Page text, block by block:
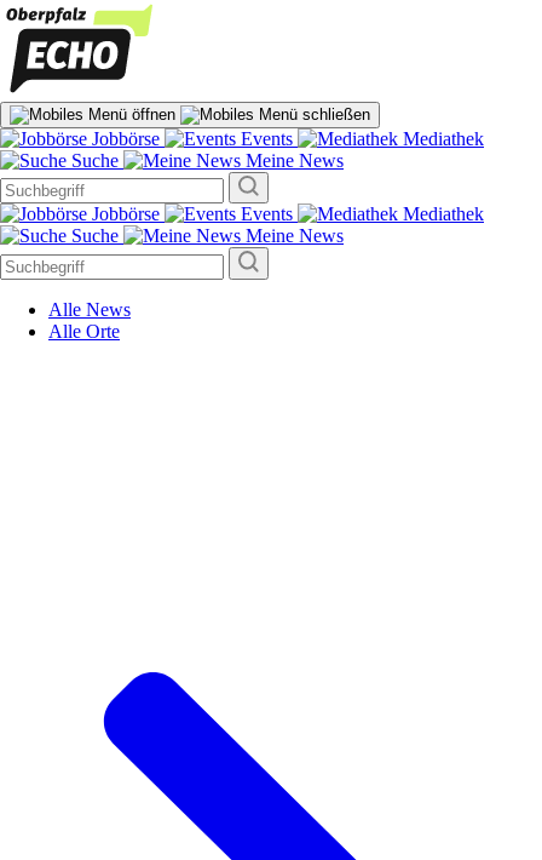
Jobbörse Events
Mediathek
Suche
Meine News
Jobbörse Events
Mediathek
Suche
Meine News
Alle News
Alle Orte